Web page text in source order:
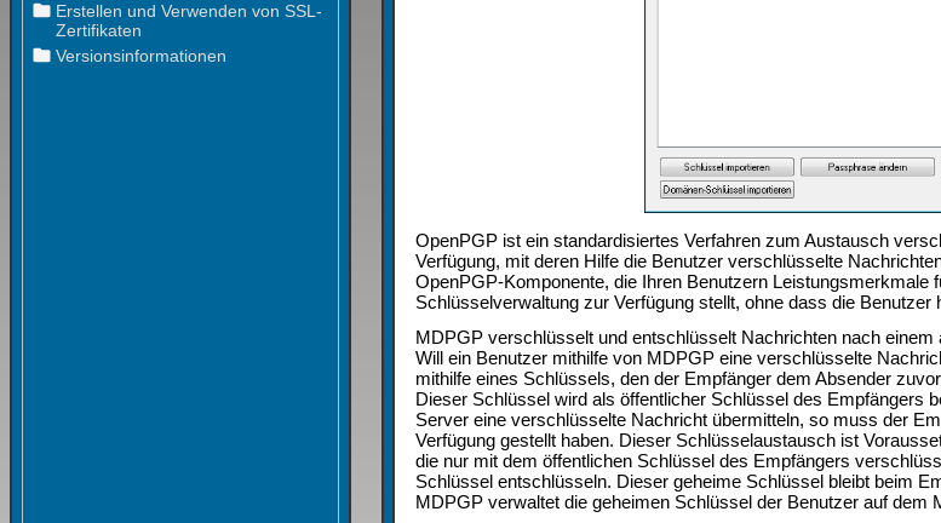
OpenPGP ist ein standardisiertes Verfahren zum Austausch
Verfügung, mit deren Hilfe die Benutzer verschlüsselte
OpenPGP-Komponente, die Ihren Benutzern
Schlüsselverwaltung zur Verfügung stellt, ohne dass die
MDPGP verschlüsselt und entschlüsselt Nachrichten nach
Will ein Benutzer mithilfe von MDPGP eine verschlüsselte
mithilfe eines Schlüssels, den der Empfänger dem Absender
Dieser Schlüssel wird als öffentlicher Schlüssel des Empfängers
Server eine verschlüsselte Nachricht übermitteln, so muss der
Verfügung gestellt haben. Dieser Schlüsselaustausch ist
die nur mit dem öffentlichen Schlüssel des Empfängers
Schlüssel entschlüsseln. Dieser geheime Schlüssel bleibt beim
MDPGP verwaltet die geheimen Schlüssel der Benutzer auf